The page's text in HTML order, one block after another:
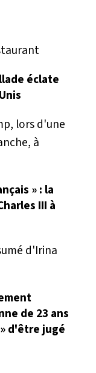
éclate
» : la
III à
de 23 ans
d'être jugé